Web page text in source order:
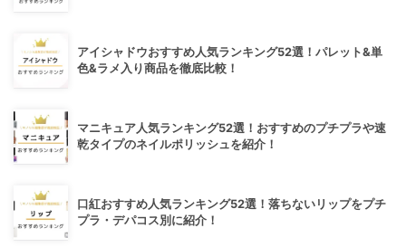
アイシャドウおすすめ人気ランキング52選！パレット&単
色&ラメ入り商品を徹底比較！
マニキュア人気ランキング52選！おすすめのプチプラや速
乾タイプのネイルポリッシュを紹介！
口紅おすすめ人気ランキング52選！落ちないリップをプチ
プラ・デパコス別に紹介！